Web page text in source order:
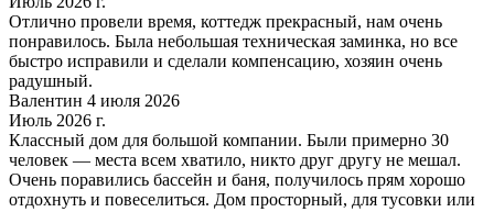
Отлично провели время, коттедж прекрасный, нам очень
понравилось. Была небольшая техническая заминка, но все
быстро исправили и сделали компенсацию, хозяин очень
радушный.
Валентин 4 июля 2026
Июль 2026 г.
Классный дом для большой компании. Были примерно 30
человек — места всем хватило, никто друг другу не мешал.
Очень поравились бассейн и баня, получилось прям хорошо
отдохнуть и повеселиться. Дом просторный, для тусовки или